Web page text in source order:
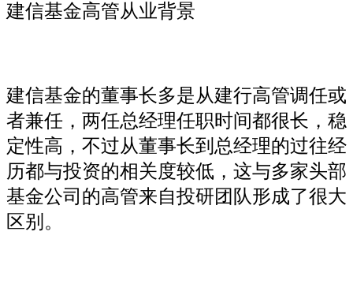
建信基金高管从业背景
建信基金的董事长多是从建行高管调任或
者兼任，两任总经理任职时间都很长，稳
定性高，不过从董事长到总经理的过往经
历都与投资的相关度较低，这与多家头部
基金公司的高管来自投研团队形成了很大
区别。